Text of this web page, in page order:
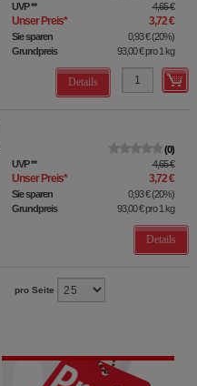
UVP** 4,65 €
Unser Preis* 3,72 €
Sie sparen 0,93 €(20%)
Grundpreis
93,00 €pro 1 kg
Details
0
UVP** 4,65 €
Unser Preis* 3,72 €
Sie sparen 0,93 €(20%)
Grundpreis
93,00 €pro 1 kg
Details
pro Seite